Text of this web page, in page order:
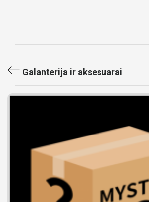
Galanterija ir aksesuarai